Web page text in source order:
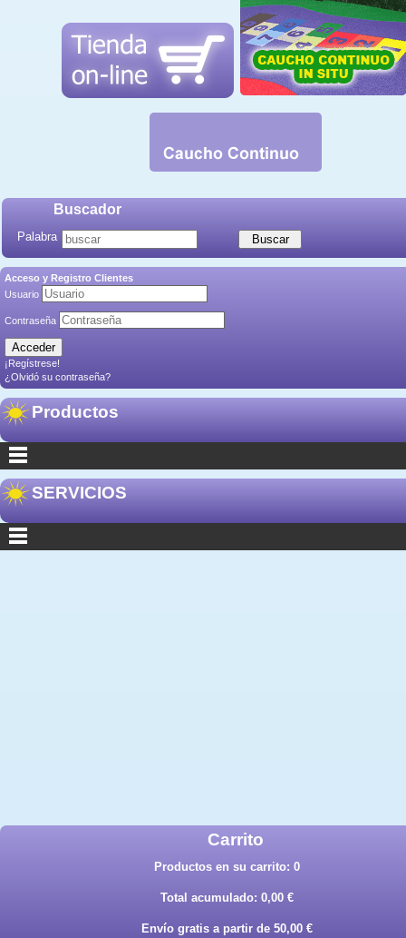
Buscador
Palabra
Acceso y Registro Clientes
Usuario
Contraseña
¡Regístrese!
¿Olvidó su contraseña?
Productos
SERVICIOS
Carrito
Productos en su carrito: 0
Total acumulado: 0,00 €
Envío gratis a partir de 50,00 €